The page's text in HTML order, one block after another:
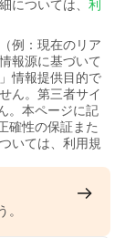
については、 利
例：現在のリア
報源に基づいて
情報提供目的で
ん。第三者サイ
。本ページに記
確性の保証また
いては、利用規